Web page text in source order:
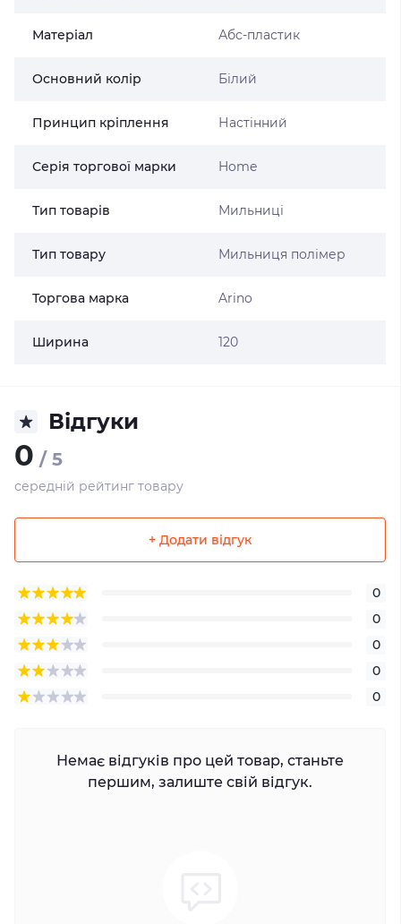
Матеріал Абс-пластик
Основний колір Білий
Принцип кріплення Настінний
Серія торгової марки Home
Тип товарів Мильниці
Тип товару Мильниця полімер
Торгова марка Arino
Ширина 120
Відгуки
0 / 5
середній рейтинг товару
+ Додати відгук
0
0
0
0
0
Немає відгуків про цей товар, станьте
першим, залиште свій відгук.